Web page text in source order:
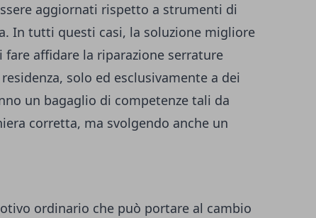
aggiornati rispetto a strumenti di
In tutti questi casi, la soluzione migliore
fare affidare la riparazione serrature
solo ed esclusivamente a dei
un bagaglio di competenze tali da
corretta, ma svolgendo anche un
ordinario che può portare al cambio